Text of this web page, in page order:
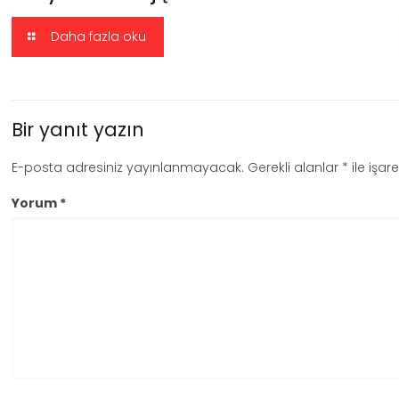
Daha fazla oku
Bir yanıt yazın
E-posta adresiniz yayınlanmayacak. Gerekli alanlar * ile
Yorum *